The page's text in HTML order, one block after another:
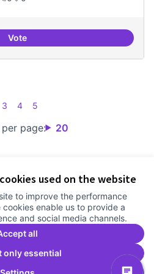
used on the website
to improve the performance
enable us to provide a
and social media channels.
all
only essential
VoteConsolidar oferta antena
per page: 20
3 4 5
Choose language